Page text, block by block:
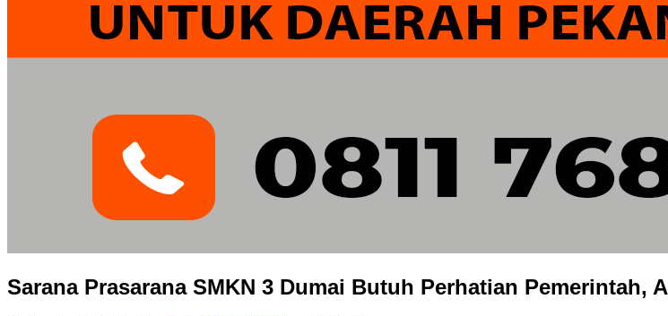
Sarana Prasarana SMKN 3 Dumai Butuh Perhatian Pemerintah,